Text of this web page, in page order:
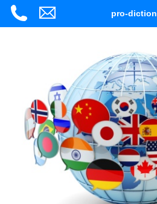
pro-diction